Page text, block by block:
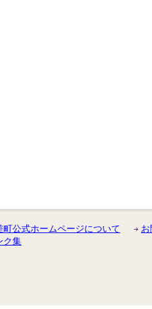
町公式ホームページについて
ク集